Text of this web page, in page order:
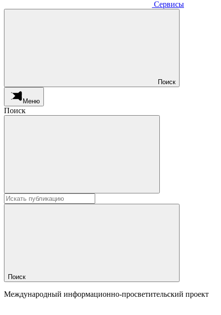
Сервисы
Поиск
Меню
Поиск
Поиск
Международный информационно-просветительский проект